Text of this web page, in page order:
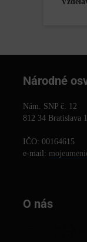
Národné
Nám. SNP č. 12
812 34 Bratislava 1
IČO: 00164615
e-mail:
O nás